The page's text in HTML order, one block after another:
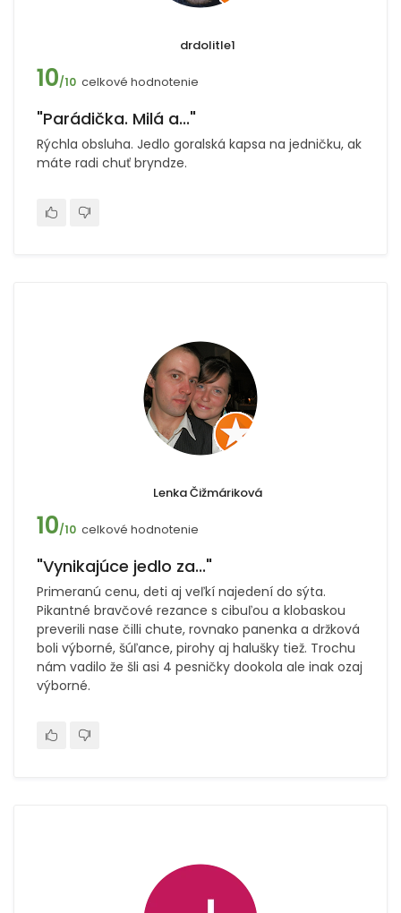
drdolitle1
10/10 celkové hodnotenie
"Parádička. Milá a..."
Rýchla obsluha. Jedlo goralská kapsa na jedničku, ak
máte radi chuť bryndze.
Lenka Čižmáriková
10/10 celkové hodnotenie
"Vynikajúce jedlo za..."
Primeranú cenu, deti aj veľkí najedení do sýta.
Pikantné bravčové rezance s cibuľou a klobaskou
preverili nase čilli chute, rovnako panenka a držková
boli výborné, šúľance, pirohy aj halušky tiež. Trochu
nám vadilo že šli asi 4 pesničky dookola ale inak ozaj
výborné.